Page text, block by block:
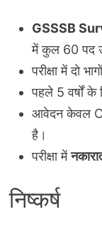
GSSSB
में कुल 60 पद
परीक्षा में दो
पहले 5 वर्षों
आवेदन केवल
है।
परीक्षा में
निष्कर्ष